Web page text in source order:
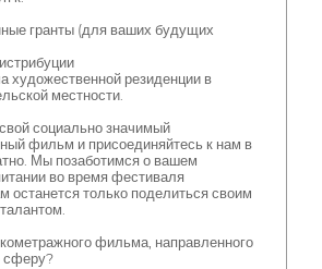
гранты (для ваших будущих
художественной резиденции в
местности.
социально значимый
фильм и присоединяйтесь к нам в
Мы позаботимся о вашем
во время фестиваля
только поделиться своим
фильма, направленного
сферу?